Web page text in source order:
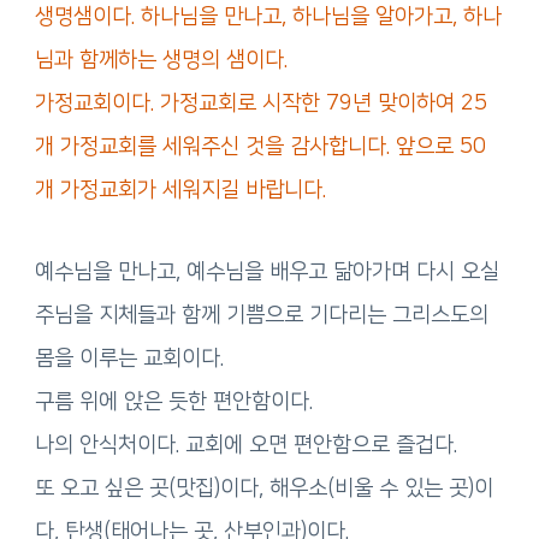
생명샘이다. 하나님을 만나고, 하나님을 알아가고, 하나
님과 함께하는 생명의 샘이다.
가정교회이다. 가정교회로 시작한 79년 맞이하여 25
개 가정교회를 세워주신 것을 감사합니다. 앞으로 50
개 가정교회가 세워지길 바랍니다.
예수님을 만나고, 예수님을 배우고 닮아가며 다시 오실
주님을 지체들과 함께 기쁨으로 기다리는 그리스도의
몸을 이루는 교회이다.
구름 위에 앉은 듯한 편안함이다.
나의 안식처이다. 교회에 오면 편안함으로 즐겁다.
또 오고 싶은 곳(맛집)이다, 해우소(비울 수 있는 곳)이
다, 탄생(태어나는 곳, 산부인과)이다.